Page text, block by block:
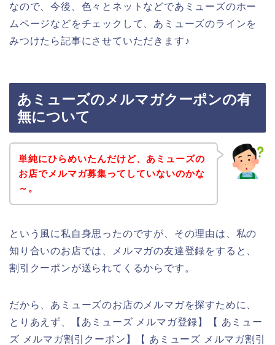
なので、今後、色々とネットなどであミューズのホー
ムページなどをチェックして、あミューズのラインを
みつけたら記事にさせていただきます♪
あミューズのメルマガクーポンの有
無について
単純にひらめいたんだけど、あミューズの
お店でメルマガ募集ってしていないのかな
～。
という風に私自身思ったのですが、その理由は、私の
知り合いのお店では、メルマガの友達登録をすると、
割引クーポンが送られてくるからです。
だから、あミューズのお店のメルマガを探すために、
とりあえず、【あミューズ メルマガ登録】【 あミュー
ズ メルマガ割引クーポン】【 あミューズ メルマガ割引